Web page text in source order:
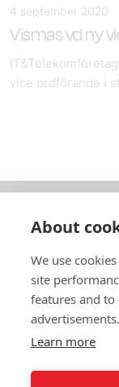
4 september 2020
Vismas vd ny
vice ordförande i
In English
Standardavtal
Snabblänkar
About
We use
site
features and to
advertisements.
Learn more